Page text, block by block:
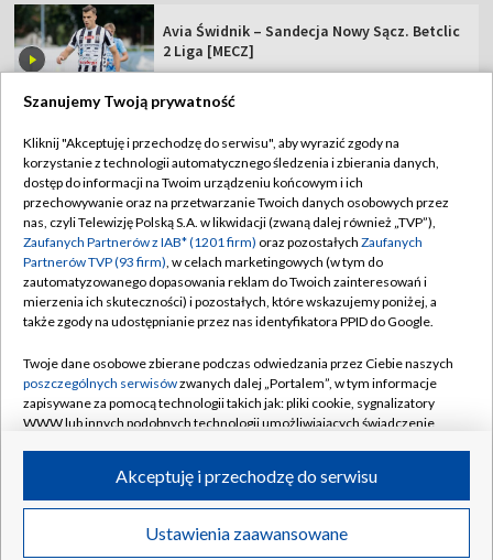
Transmisje Wideo
Avia Świdnik – Sandecja Nowy Sącz. Betclic
2 Liga [MECZ]
TVP
Abonament TVP
Sklep TVP
Biuro Reklamy
Oferta Handlowa
Emisja w TVP
Rada Programowa
Ogłoszenia przetargowe
Akademia Telewizyjna
Regulamin TVP
Polityka prywatności
Moje zgody
Biuro reklamy
Kanały
©2026 Telewizja Polska Spółka Akcyjna w likwidacji
Szanujemy Twoją prywatność
Kliknij "Akceptuję i przechodzę do serwisu", aby wyrazić zgody na
korzystanie z technologii automatycznego śledzenia i zbierania danych,
dostęp do informacji na Twoim urządzeniu końcowym i ich
przechowywanie oraz na przetwarzanie Twoich danych osobowych przez
nas, czyli Telewizję Polską S.A. w likwidacji (zwaną dalej również „TVP”),
Zaufanych Partnerów z IAB* (1201 firm) oraz pozostałych Zaufanych
Partnerów TVP (93 firm), w celach marketingowych (w tym do
zautomatyzowanego dopasowania reklam do Twoich zainteresowań i
mierzenia ich skuteczności) i pozostałych, które wskazujemy poniżej, a
także zgody na udostępnianie przez nas identyfikatora PPID do Google.
Twoje dane osobowe zbierane podczas odwiedzania przez Ciebie naszych
poszczególnych serwisówzwanych dalej „Portalem”, w tym informacje
zapisywane za pomocą technologii takich jak: pliki cookie, sygnalizatory
WWW lub innych podobnych technologii umożliwiających świadczenie
ruchu w Internecie.
Twoje dane osobowe zbierane podczas odwiedzania przez Ciebie
poszczególnych serwisówna Portalu, takie jak adresy IP, identyfikatory
Ustawienia zaawansowane
Akceptuję i przechodzę do serwisu